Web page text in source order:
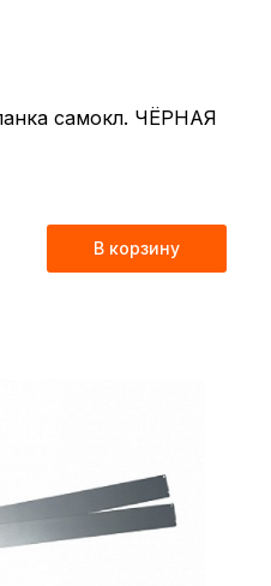
самокл. ЧЁРНАЯ
В корзину